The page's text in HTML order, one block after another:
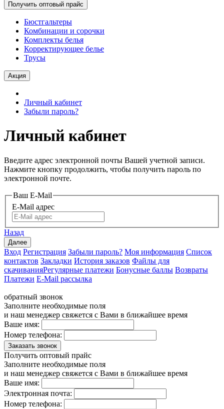
Получить оптовый прайс
Бюстгальтеры
Комбинации и сорочки
Комплекты белья
Корректирующее белье
Трусы
Акция
Личный кабинет
Забыли пароль?
Личный кабинет
Введите адрес электронной почты Вашей учетной записи.
Нажмите кнопку продолжить, чтобы получить пароль по
электронной почте.
Ваш E-Mail
E-Mail адрес
Назад
Вход Регистрация Забыли пароль? Моя информация Список
контактов Закладки История заказов Файлы для
скачиванияРегулярные платежи Бонусные баллы Возвраты
Платежи E-Mail рассылка
обратный звонок
Заполните необходимые поля
и наш менеджер свяжется с Вами в ближайшее время
Ваше имя:
Номер телефона:
Заказать звонок
Получить оптовый прайс
Заполните необходимые поля
и наш менеджер свяжется с Вами в ближайшее время
Ваше имя:
Электронная почта:
Номер телефона: